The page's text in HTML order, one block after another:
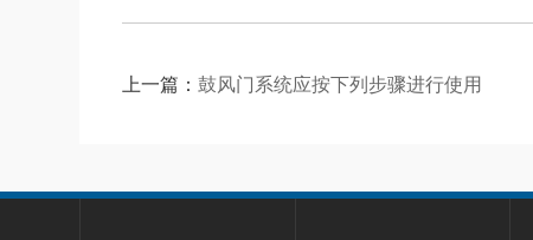
上一篇：鼓风门系统应按下列步骤进行使用